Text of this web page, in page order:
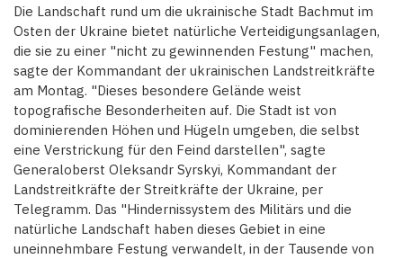
Die Landschaft rund um die ukrainische Stadt Bachmut im
Osten der Ukraine bietet natürliche Verteidigungsanlagen,
die sie zu einer "nicht zu gewinnenden Festung" machen,
sagte der Kommandant der ukrainischen Landstreitkräfte
am Montag. "Dieses besondere Gelände weist
topografische Besonderheiten auf. Die Stadt ist von
dominierenden Höhen und Hügeln umgeben, die selbst
eine Verstrickung für den Feind darstellen", sagte
Generaloberst Oleksandr Syrskyi, Kommandant der
Landstreitkräfte der Streitkräfte der Ukraine, per
Telegramm. Das "Hindernissystem des Militärs und die
natürliche Landschaft haben dieses Gebiet in eine
uneinnehmbare Festung verwandelt, in der Tausende von